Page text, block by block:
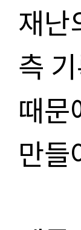
재난
측
때문
만들